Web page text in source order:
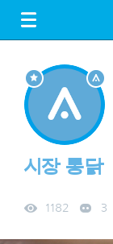
FREE DOWNLOAD
시장 통닭
1182 3